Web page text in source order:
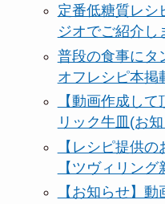
定番低糖質レシ
ジオでご紹介し
普段の食事にタ
オフレシピ本掲
【動画作成し
リック牛皿(お
【レシピ提供
【ツヴィリング
【お知らせ】